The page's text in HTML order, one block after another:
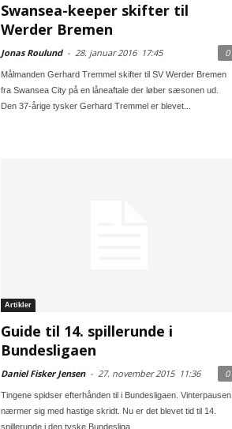
Swansea-keeper skifter til
Werder Bremen
Jonas Roulund - 28. januar 201617:45 0
Målmanden Gerhard Tremmel skifter til SV Werder Bremen
fra Swansea City på en låneaftale der løber sæsonen ud.
Den 37-årige tysker Gerhard Tremmel er blevet...
Artikler
Guide til 14. spillerunde i
Bundesligaen
Daniel Fisker Jensen - 27. november 201511:36 0
Tingene spidser efterhånden til i Bundesligaen. Vinterpausen
nærmer sig med hastige skridt. Nu er det blevet tid til 14.
spillerunde i den tyske Bundesliga....